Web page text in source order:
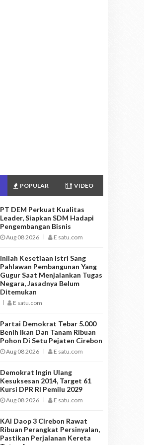
POPULAR VIDEO
PT DEM Perkuat Kualitas
Leader, Siapkan SDM Hadapi
Pengembangan Bisnis
Aug 08 2026 E satu.com
Inilah Kesetiaan Istri Sang
Pahlawan Pembangunan Yang
Gugur Saat Menjalankan Tugas
Negara, Jasadnya Belum
Ditemukan
E satu.com
Partai Demokrat Tebar 5.000
Benih Ikan Dan Tanam Ribuan
Pohon Di Setu Pejaten Cirebon
Aug 08 2026 E satu.com
Demokrat Ingin Ulang
Kesuksesan 2014, Target 61
Kursi DPR RI Pemilu 2029
Aug 08 2026 E satu.com
KAI Daop 3 Cirebon Rawat
Ribuan Perangkat Persinyalan,
Pastikan Perjalanan Kereta